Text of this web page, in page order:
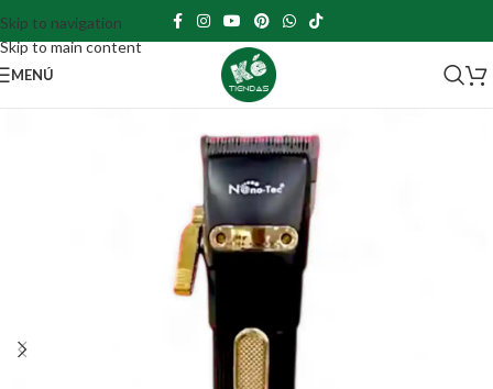
Skip to navigation
Skip to main content
MENÚ